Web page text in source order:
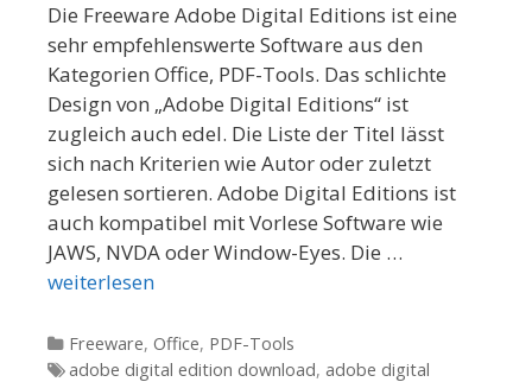
Die Freeware Adobe Digital Editions ist eine
sehr empfehlenswerte Software aus den
Kategorien Office, PDF-Tools. Das schlichte
Design von „Adobe Digital Editions“ ist
zugleich auch edel. Die Liste der Titel lässt
sich nach Kriterien wie Autor oder zuletzt
gelesen sortieren. Adobe Digital Editions ist
auch kompatibel mit Vorlese Software wie
JAWS, NVDA oder Window-Eyes. Die …
weiterlesen
Kategorien
Freeware, Office, PDF-Tools
Tags
adobe digital edition download, adobe digital